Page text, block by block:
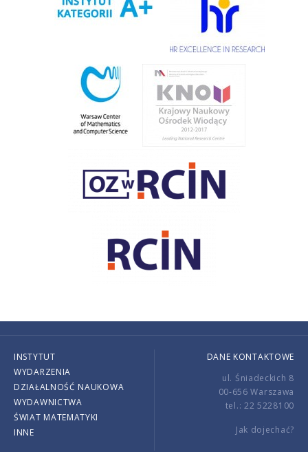
INSTYTUT
WYDARZENIA
DZIAŁALNOŚĆ NAUKOWA
WYDAWNICTWA
ŚWIAT MATEMATYKI
INNE
DANE KONTAKTOWE
ul. Śniadeckich 8
00-656 Warszawa
tel.: 22 5228100
Jak dojechać?